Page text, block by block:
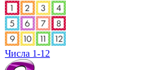
Числа 1-12